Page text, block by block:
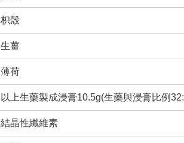
枳殼
生薑
薄荷
以上生藥製成浸膏10.5g(生藥與浸膏比例
結晶性纖維素